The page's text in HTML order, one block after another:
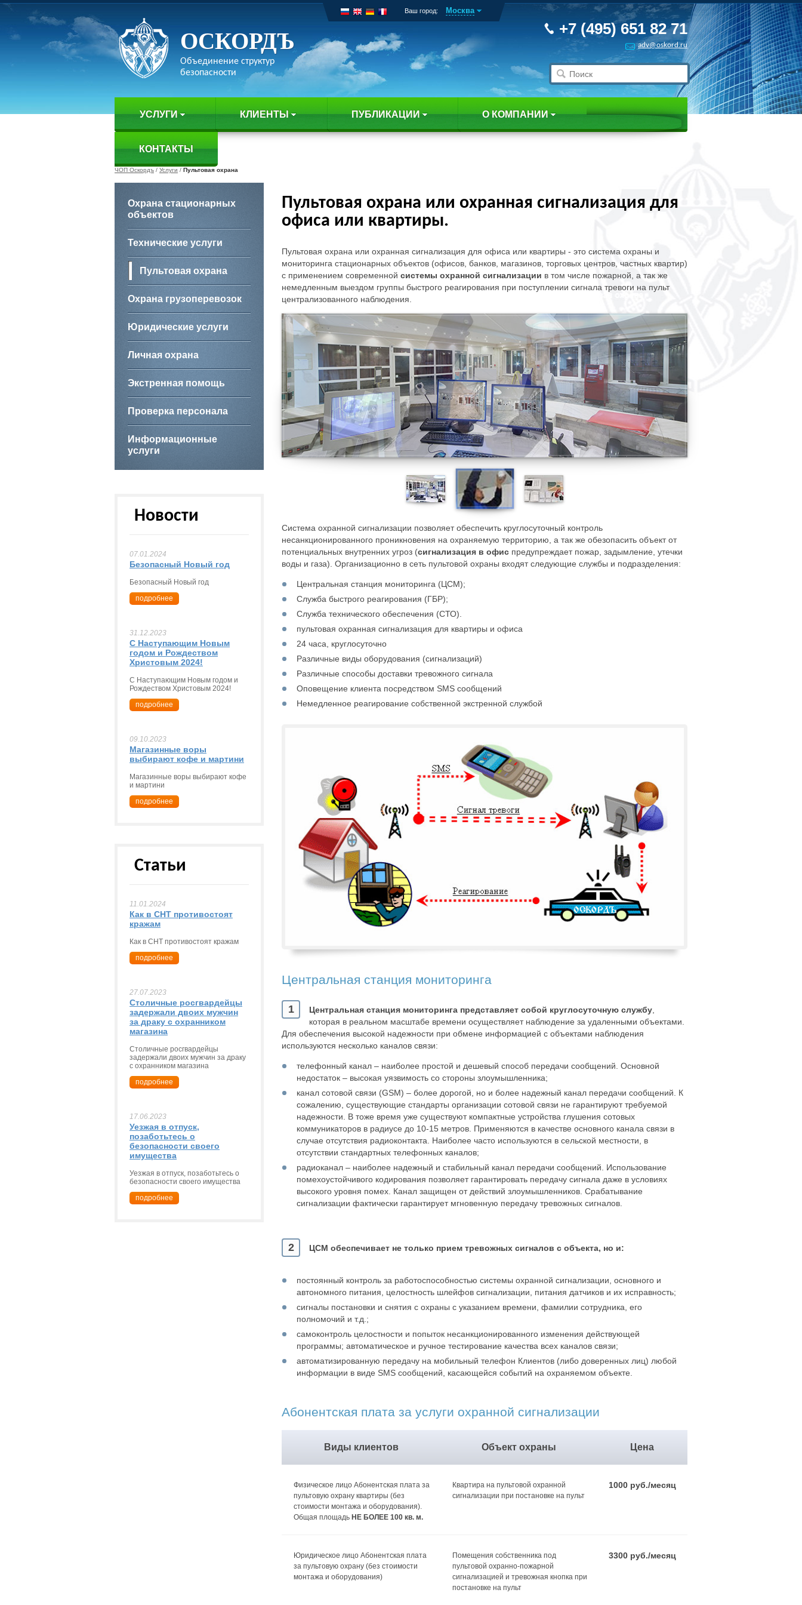
Ваш город: Москва
ОСКОРДЪ
Объединение структур
безопасности
+7 (495) 651 82 71
adv@oskord.ru
УСЛУГИ КЛИЕНТЫ ПУБЛИКАЦИИ О КОМПАНИИ
КОНТАКТЫ
ЧОП Оскордъ / Услуги / Пультовая охрана
Охрана стационарных
объектов
Технические услуги
Пультовая охрана
Охрана грузоперевозок
Юридические услуги
Личная охрана
Экстренная помощь
Проверка персонала
Информационные
услуги
Новости
07.01.2024
Безопасный Новый год
Безопасный Новый год
подробнее
31.12.2023
С Наступающим Новым
годом и Рождеством
Христовым 2024!
С Наступающим Новым годом и
Рождеством Христовым 2024!
подробнее
09.10.2023
Магазинные воры
выбирают кофе и мартини
Магазинные воры выбирают кофе
и мартини
подробнее
Статьи
11.01.2024
Как в СНТ противостоят
кражам
Как в СНТ противостоят кражам
подробнее
27.07.2023
Столичные росгвардейцы
задержали двоих мужчин
за драку с охранником
магазина
Столичные росгвардейцы
задержали двоих мужчин за драку
с охранником магазина
подробнее
17.06.2023
Уезжая в отпуск,
позаботьтесь о
безопасности своего
имущества
Уезжая в отпуск, позаботьтесь о
безопасности своего имущества
подробнее
Пультовая охрана или охранная сигнализация для
офиса или квартиры.
Пультовая охрана или охранная сигнализация для офиса или квартиры - это система охраны и
мониторинга стационарных объектов (офисов, банков, магазинов, торговых центров, частных квартир)
с применением современной системы охранной сигнализации в том числе пожарной, а так же
немедленным выездом группы быстрого реагирования при поступлении сигнала тревоги на пульт
централизованного наблюдения.
Система охранной сигнализации позволяет обеспечить круглосуточный контроль
несанкционированного проникновения на охраняемую территорию, а так же обезопасить объект от
потенциальных внутренних угроз (сигнализация в офис предупреждает пожар, задымление, утечки
воды и газа). Организационно в сеть пультовой охраны входят следующие службы и подразделения:
Центральная станция мониторинга (ЦСМ);
Служба быстрого реагирования (ГБР);
Служба технического обеспечения (СТО).
пультовая охранная сигнализация для квартиры и офиса
24 часа, круглосуточно
Различные виды оборудования (сигнализаций)
Различные способы доставки тревожного сигнала
Оповещение клиента посредством SMS сообщений
Немедленное реагирование собственной экстренной службой
Центральная станция мониторинга
1 Центральная станция мониторинга представляет собой круглосуточную службу
которая в реальном масштабе времени осуществляет наблюдение за удаленными объектами.
Для обеспечения высокой надежности при обмене информацией с объектами наблюдения
используются несколько каналов связи:
телефонный канал – наиболее простой и дешевый способ передачи сообщений. Основной
недостаток – высокая уязвимость со стороны злоумышленника;
канал сотовой связи (GSM) – более дорогой, но и более надежный канал передачи сообщений. К
сожалению, существующие стандарты организации сотовой связи не гарантируют требуемой
надежности. В тоже время уже существуют компактные устройства глушения сотовых
коммуникаторов в радиусе до 10-15 метров. Применяются в качестве основного канала связи в
случае отсутствия радиоконтакта. Наиболее часто используются в сельской местности, в
отсутствии стандартных телефонных каналов;
радиоканал – наиболее надежный и стабильный канал передачи сообщений. Использование
помехоустойчивого кодирования позволяет гарантировать передачу сигнала даже в условиях
высокого уровня помех. Канал защищен от действий злоумышленников. Срабатывание
сигнализации фактически гарантирует мгновенную передачу тревожных сигналов.
2 ЦСМ обеспечивает не только прием тревожных сигналов с объекта, но и:
постоянный контроль за работоспособностью системы охранной сигнализации, основного и
автономного питания, целостность шлейфов сигнализации, питания датчиков и их исправность;
сигналы постановки и снятия с охраны с указанием времени, фамилии сотрудника, его
полномочий и т.д.;
самоконтроль целостности и попыток несанкционированного изменения действующей
программы; автоматическое и ручное тестирование качества всех каналов связи;
автоматизированную передачу на мобильный телефон Клиентов (либо доверенных лиц) любой
информации в виде SMS сообщений, касающейся событий на охраняемом объекте.
Абонентская плата за услуги охранной сигнализации
Виды клиентов Объект охраны Цена
Физическое лицо Абонентская плата за
пультовую охрану квартиры (без
стоимости монтажа и оборудования).
Общая площадь НЕ БОЛЕЕ 100 кв. м.
Квартира на пультовой охранной
сигнализации при постановке на пульт
1000 руб./месяц
Юридическое лицо Абонентская плата
за пультовую охрану (без стоимости
монтажа и оборудования)
Помещения собственника под
пультовой охранно-пожарной
сигнализацией и тревожная кнопка при
постановке на пульт
3300 руб./месяц